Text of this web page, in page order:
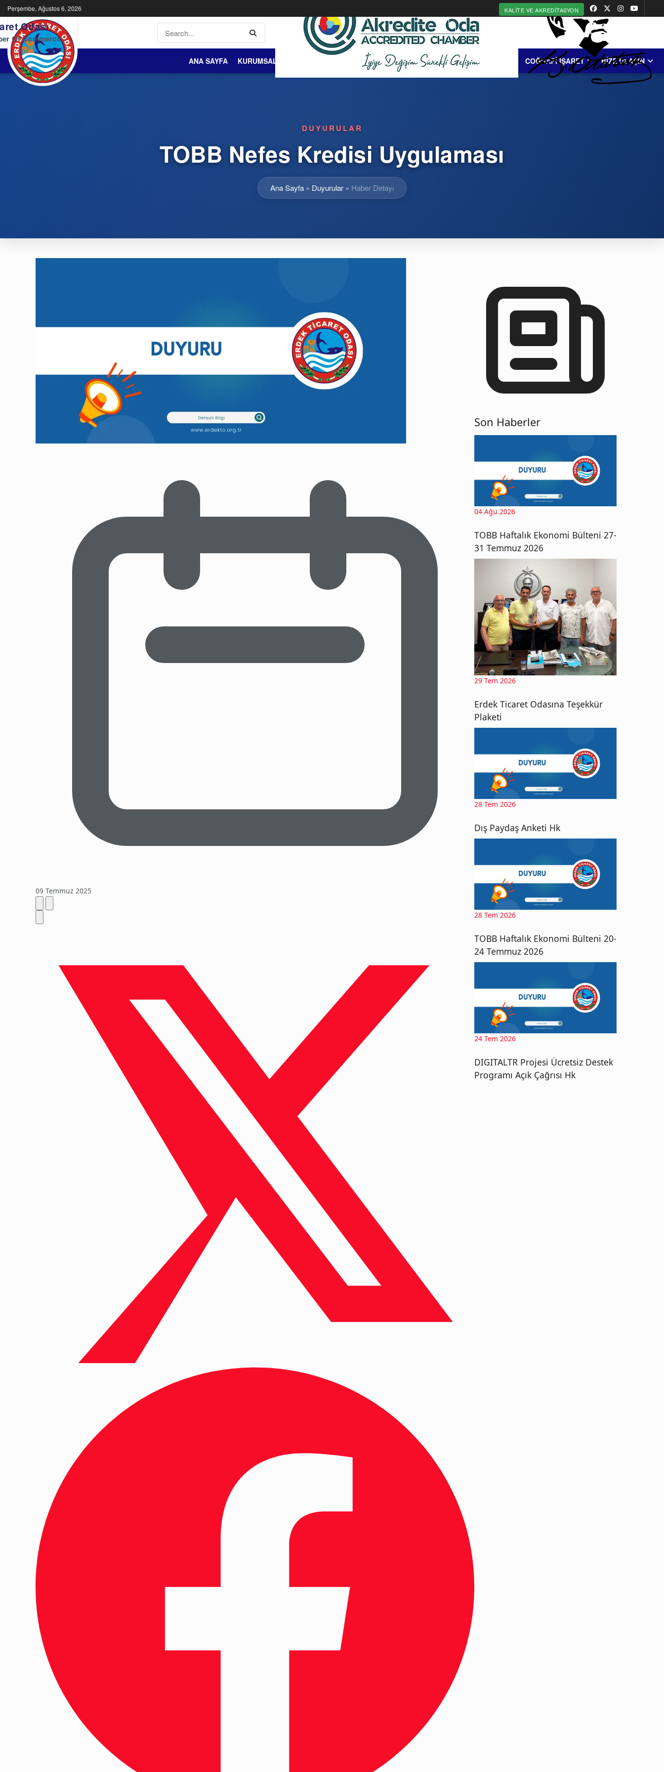
Perşembe, Ağustos 6, 2026 KALITE VE AKREDITASYON
Odası
Of Commerce
ANA SAYFA KURUMSAL DIŞ TİCARET BİLGİ MERKEZİ COĞRAFİ İŞARET BİZE ULAŞIN
DUYURULAR
TOBB Nefes Kredisi Uygulaması
Ana Sayfa » Duyurular » Haber Detayı
09 Temmuz 2025
Son Haberler
04 Ağu 2026
TOBB Haftalık Ekonomi Bülteni 27-
31 Temmuz 2026
29 Tem 2026
Erdek Ticaret Odasına Teşekkür
Plaketi
28 Tem 2026
Dış Paydaş Anketi Hk
28 Tem 2026
TOBB Haftalık Ekonomi Bülteni 20-
24 Temmuz 2026
24 Tem 2026
DIGITALTR Projesi Ücretsiz Destek
Programı Açık Çağrısı Hk